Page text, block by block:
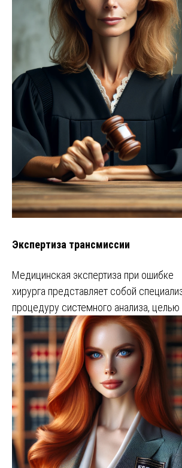
Экспертиза трансмиссии
Медицинская экспертиза при ошибке
хирурга представляет собой
процедуру системного анализа, целью